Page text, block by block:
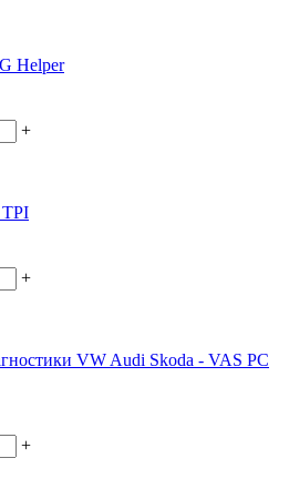
Helper
+
TPI
+
VW Audi Skoda - VAS PC
+